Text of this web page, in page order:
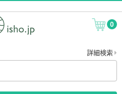
0
詳細検索